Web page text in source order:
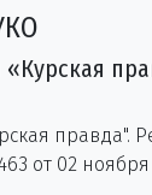
правда".
от 02